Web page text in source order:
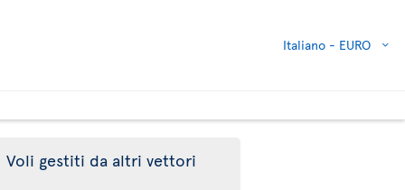
Italiano - EURO
Voli gestiti da altri vettori